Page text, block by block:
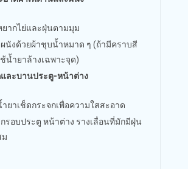
ากไย่และฝุ่นตามมุม
ผนังด้วยผ้าชุบน้ำหมาด ๆ (ถ้ามีคราบสี
น้ำยาล้างเฉพาะจุด)
และบานประตู-หน้าต่าง
ยาเช็ดกระจกเพื่อความใสสะอาด
รอบประตู หน้าต่าง รางเลื่อนที่มักมีฝุ่น
ม